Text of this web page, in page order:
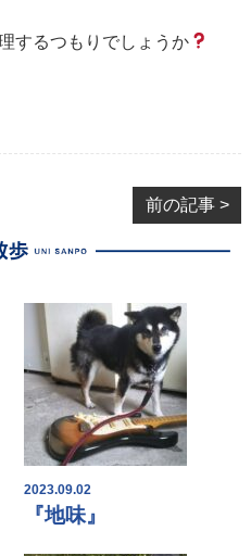
するつもりでしょうか
前の記事 >
2023.09.02
『地味』